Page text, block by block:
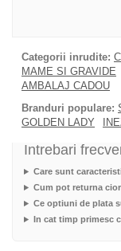
Categorii inrudite:
MAME SI GRAVIDE
AMBALAJ CADOU
Branduri populare:
GOLDEN LADY
Intrebari
Care sunt
Cum pot returna
Ce optiuni de plata
In cat timp primesc